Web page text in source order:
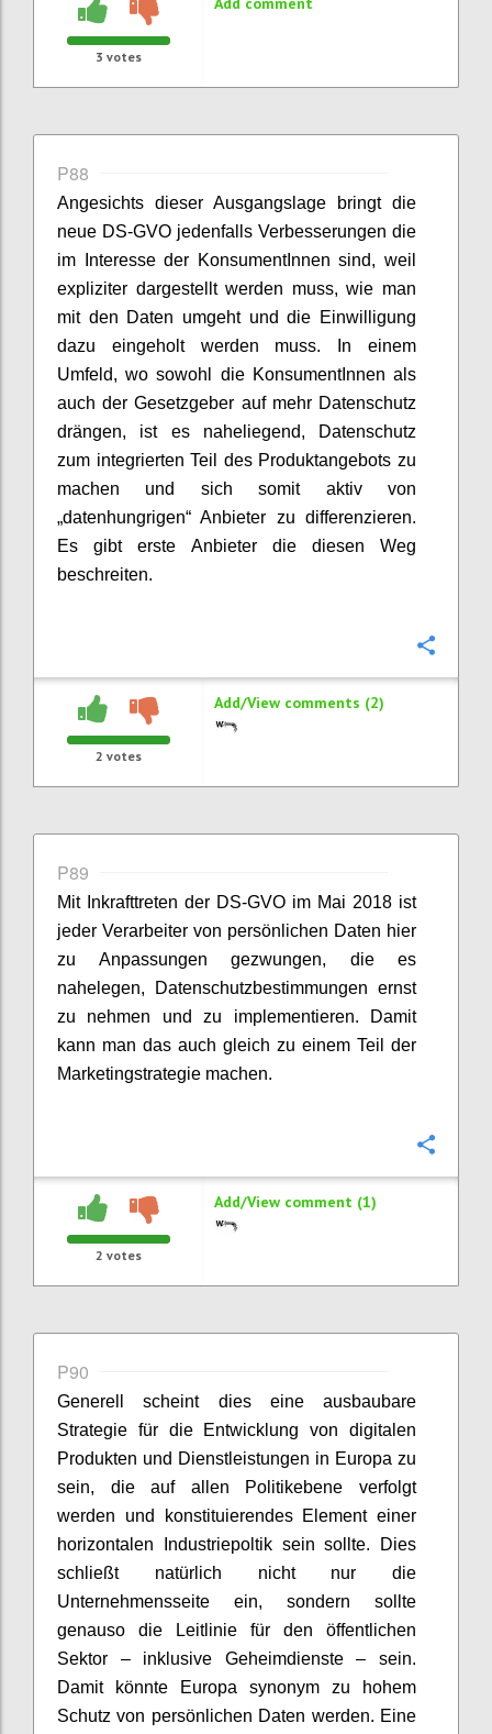
3 votes
P88
Angesichts dieser Ausgangslage bringt die
neue DS-GVO jedenfalls Verbesserungen die
im Interesse der KonsumentInnen sind, weil
expliziter dargestellt werden muss, wie man
mit den Daten umgeht und die Einwilligung
dazu eingeholt werden muss. In einem
Umfeld, wo sowohl die KonsumentInnen als
auch der Gesetzgeber auf mehr Datenschutz
drängen, ist es naheliegend, Datenschutz
zum integrierten Teil des Produktangebots zu
machen und sich somit aktiv von
„datenhungrigen“ Anbieter zu differenzieren.
Es gibt erste Anbieter die diesen Weg
beschreiten.
2 votes
Add/View comments (2)
P89
Mit Inkrafttreten der DS-GVO im Mai 2018 ist
jeder Verarbeiter von persönlichen Daten hier
zu Anpassungen gezwungen, die es
nahelegen, Datenschutzbestimmungen ernst
zu nehmen und zu implementieren. Damit
kann man das auch gleich zu einem Teil der
Marketingstrategie machen.
2 votes
Add/View comment (1)
P90
Generell scheint dies eine ausbaubare
Strategie für die Entwicklung von digitalen
Produkten und Dienstleistungen in Europa zu
sein, die auf allen Politikebene verfolgt
werden und konstituierendes Element einer
horizontalen Industriepoltik sein sollte. Dies
schließt natürlich nicht nur die
Unternehmensseite ein, sondern sollte
genauso die Leitlinie für den öffentlichen
Sektor – inklusive Geheimdienste – sein.
Damit könnte Europa synonym zu hohem
Schutz von persönlichen Daten werden. Eine